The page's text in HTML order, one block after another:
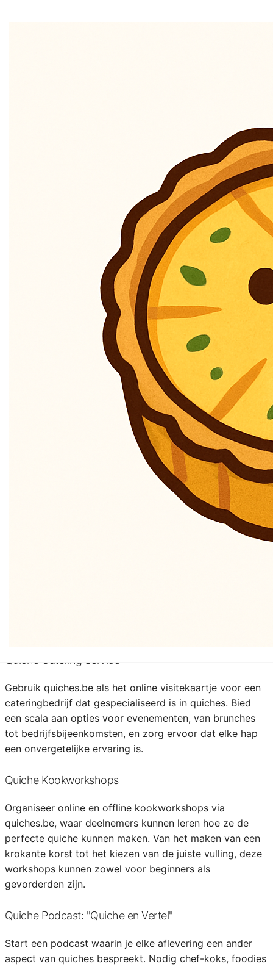
Contact Ontdek meer domeinen
quiches.be, waar smaak
en veelzijdigheid elkaar ontmoeten in een knapperige
korst! Deze domeinnaam is de perfecte keuze voor
iedereen die de kunst van het quiche maken wil vieren,
of je nu een doorgewinterde chef bent of een
nieuwsgierige beginner. Met zijn eenvoudige en
herkenbare naam, biedtquiches.be
een smakelijke
uitnodiging om de eindeloze mogelijkheden van deze
hartige lekkernij te verkennen. Laat je inspireren door de
charme van quiches en geef je culinaire creativiteit de
quiches.be
Mogelijke toepassingen
De Ultieme Quiche Recepten Hub
Verzamel de beste quiche-recepten van over de hele
wereld en presenteer ze op quiches.be. Van de klassieke
Lorraine tot exotische varianten met verrassende
ingrediënten, deze website kan een paradijs worden
voor quicheliefhebbers die hun kookkunsten willen
Quiche Catering Service
Gebruik quiches.be als het online visitekaartje voor een
cateringbedrijf dat gespecialiseerd is in quiches. Bied
een scala aan opties voor evenementen, van brunches
tot bedrijfsbijeenkomsten, en zorg ervoor dat elke hap
een onvergetelijke ervaring is.
Quiche Kookworkshops
Organiseer online en offline kookworkshops via
quiches.be, waar deelnemers kunnen leren hoe ze de
perfecte quiche kunnen maken. Van het maken van een
krokante korst tot het kiezen van de juiste vulling, deze
workshops kunnen zowel voor beginners als
gevorderden zijn.
Quiche Podcast: "Quiche en Vertel"
Start een podcast waarin je elke aflevering een ander
aspect van quiches bespreekt. Nodig chef-koks, foodies